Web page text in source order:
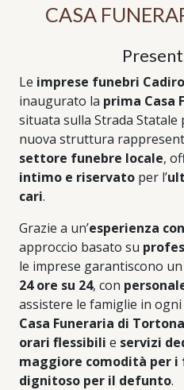
CASA
Le imprese funebri
inaugurato la prima Casa
situata sulla Strada Statale
nuova struttura
settore funebre locale,
intimo e riservato per l’
cari.
Grazie a un’esperienza
approccio basato su
le imprese garantiscono un
24 ore su 24, con
assistere le famiglie in ogni
Casa Funeraria di Tortona
orari flessibili e servizi
maggiore comodità per
dignitoso per il defunto.